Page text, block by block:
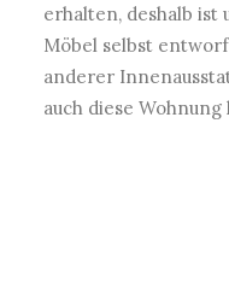
erhalten, deshalb ist
Möbel selbst
anderer
auch diese